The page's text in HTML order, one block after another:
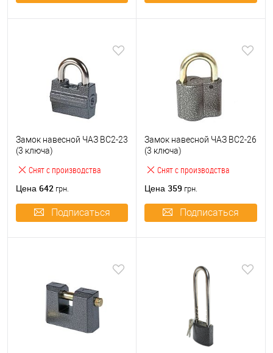
Снят с производства
Замок навесной ЧАЗ ВС2-23
(3 ключа)
Цена 642 грн.
Подписаться
Снят с производства
Замок навесной ЧАЗ ВС2-26
(3 ключа)
Цена 359 грн.
Подписаться